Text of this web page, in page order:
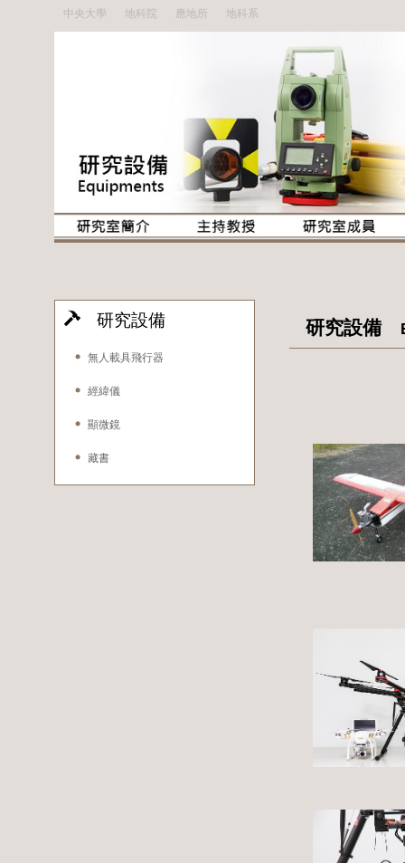
中央大學 地科院 應地所 地科系
研究設備
無人載具飛行器
經緯儀
顯微鏡
藏書
研究設備